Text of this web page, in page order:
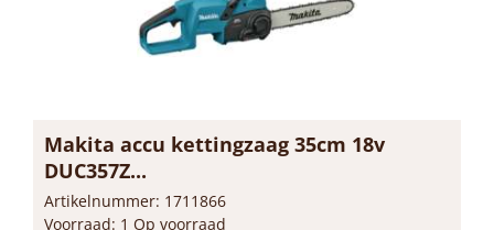
Makita accu kettingzaag 35cm 18v
DUC357Z...
Artikelnummer: 1711866
Voorraad: 1 Op voorraad